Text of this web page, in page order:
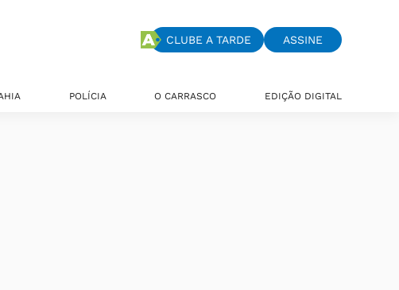
CLUBE A TARDE ASSINE
POLÍCIA O CARRASCO EDIÇÃO DIGITAL